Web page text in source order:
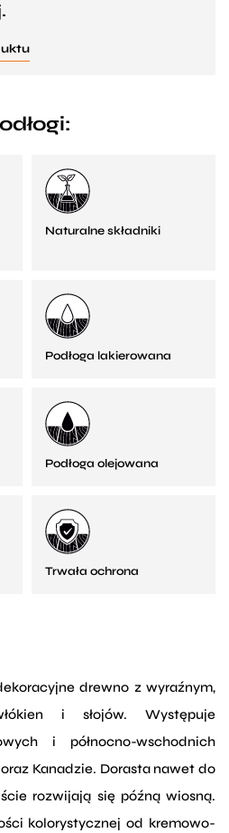
Naturalne składniki
Podłoga lakierowana
Podłoga olejowana
Trwała ochrona
drewno z wyraźnym,
i słojów. Występuje
i północno-wschodnich
Kanadzie. Dorasta nawet do
rozwijają się późną wiosną.
kolorystycznej od kremowo-